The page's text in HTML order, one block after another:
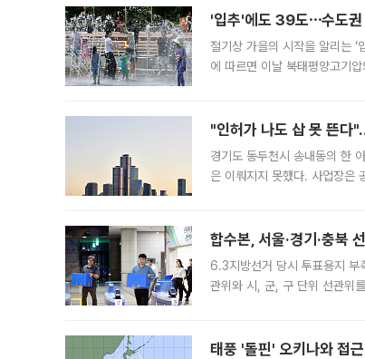
'입추'에도 39도⋯수도권
절기상 가을의 시작을 알리는
에 따르면 이날 북태평양고기
"인허가 나도 삽 못 뜬
경기도 동두천시 송내동의 한
은 이뤄지지 못했다. 사업장은
합수본, 서울·경기·충북
6.3지방선거 당시 투표용지 부
관위와 시, 군, 구 단위 선관위
태풍 '돌핀' 오키나와 접